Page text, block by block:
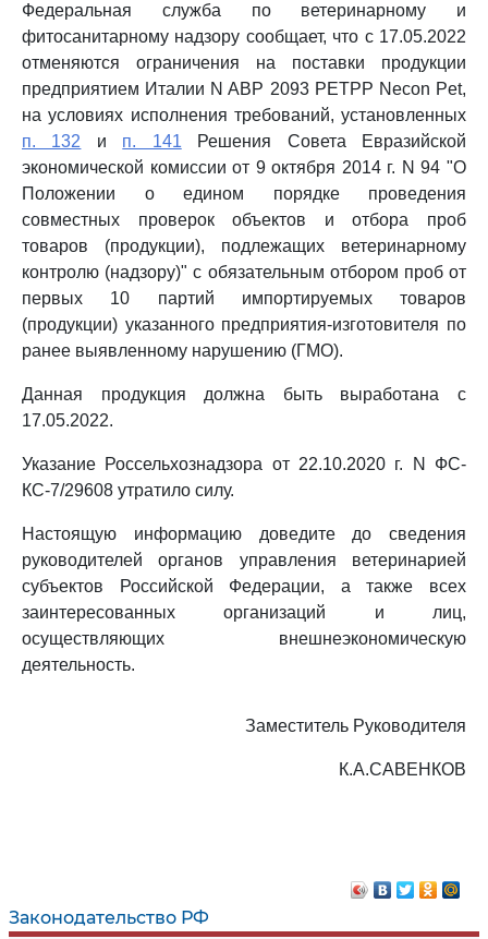
Законодательство РФ
Федеральная служба по ветеринарному и
фитосанитарному надзору сообщает, что с 17.05.2022
отменяются ограничения на поставки продукции
предприятием Италии N ABP 2093 PETPP Necon Pet,
на условиях исполнения требований, установленных
п. 132 и п. 141 Решения Совета Евразийской
экономической комиссии от 9 октября 2014 г. N 94 "О
Положении о едином порядке проведения
совместных проверок объектов и отбора проб
товаров (продукции), подлежащих ветеринарному
контролю (надзору)" с обязательным отбором проб от
первых 10 партий импортируемых товаров
(продукции) указанного предприятия-изготовителя по
ранее выявленному нарушению (ГМО).
Данная продукция должна быть выработана с
17.05.2022.
Указание Россельхознадзора от 22.10.2020 г. N ФС-
КС-7/29608 утратило силу.
Настоящую информацию доведите до сведения
руководителей органов управления ветеринарией
субъектов Российской Федерации, а также всех
заинтересованных организаций и лиц,
осуществляющих внешнеэкономическую
деятельность.
Заместитель Руководителя
К.А.САВЕНКОВ